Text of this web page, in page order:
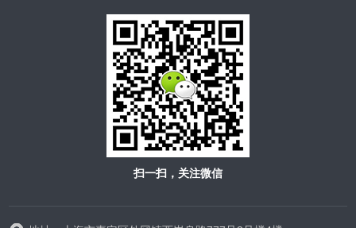
扫一扫，关注微信